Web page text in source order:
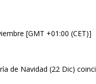
[GMT +01:00 (CET)]
de Navidad (22 Dic)